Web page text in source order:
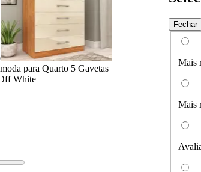
para Quarto 5 Gavetas
White
Fechar
Mais
Mais